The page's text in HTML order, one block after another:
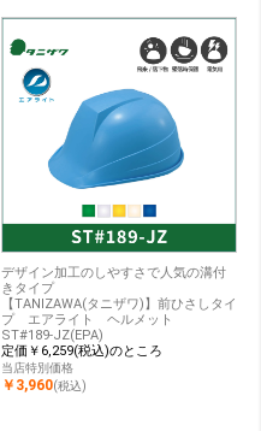
デザイン加工のしやすさで人気の溝付
きタイプ
【TANIZAWA(タニザワ)】前ひさしタイ
プ エアライト ヘルメット
ST#189-JZ(EPA)
定価￥6,259(税込)のところ
当店特別価格
￥3,960(税込)